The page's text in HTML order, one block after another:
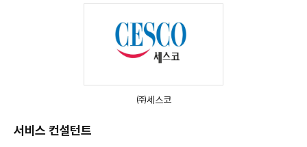
㈜세스코
서비스 컨설턴트